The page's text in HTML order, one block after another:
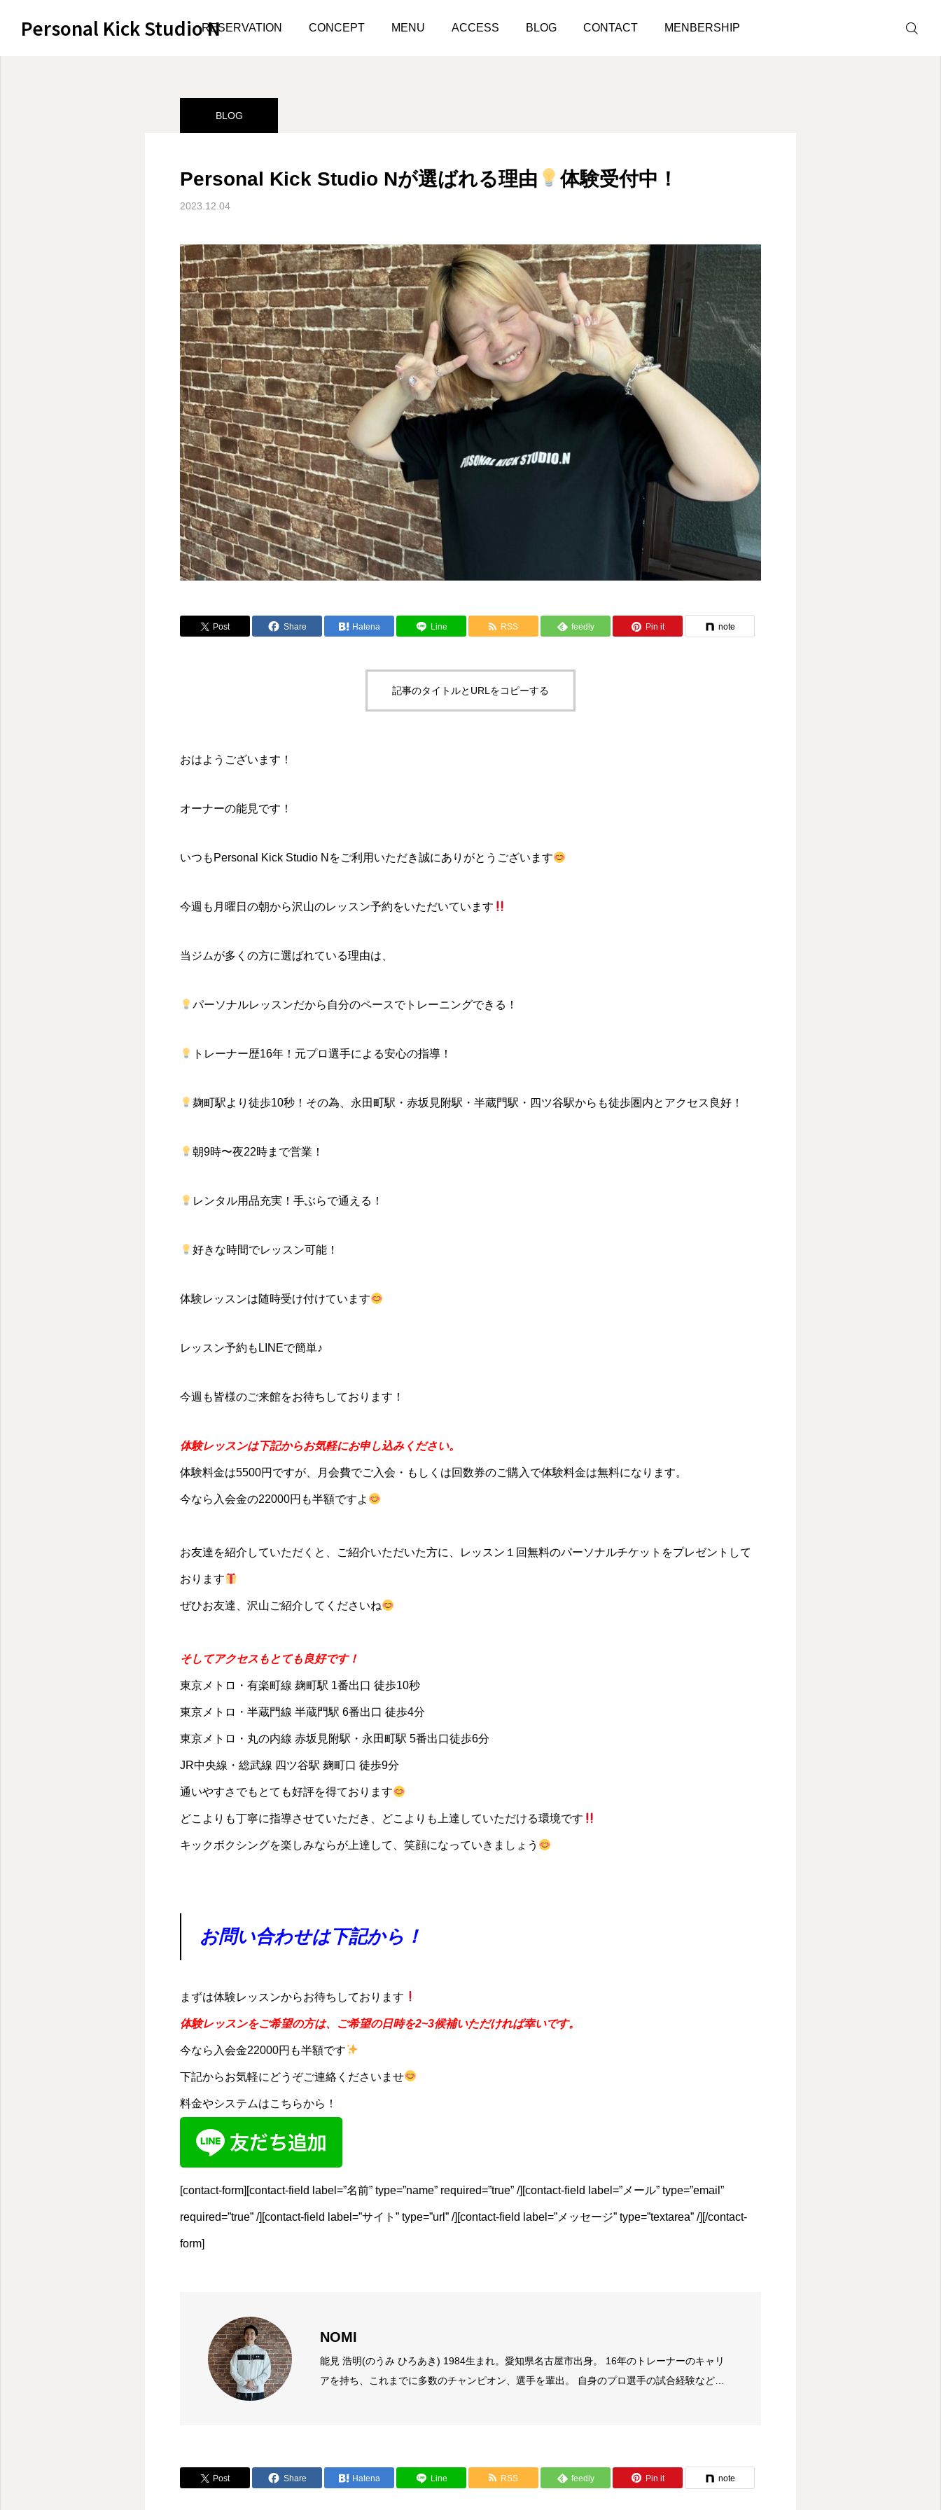
Personal Kick Studio NRESERVATION CONCEPT MENU ACCESS BLOG CONTACT MENBERSHIP
サンプルページ BLOG Personal Kick Studio Nが選ばれる理由 体験受付中！
BLOG
Personal Kick Studio Nが選ばれる理由 体験受付中！
2023.12.04
Post Share Hatena Line RSS feedly Pin it note
記事のタイトルとURLをコピーする
おはようございます！
オーナーの能見です！
いつも Personal Kick Studio N をご利用いただき誠にありがとうございます
今週も月曜日の朝から沢山のレッスン予約をいただいています
当ジムが多くの方に選ばれている理由は、
パーソナルレッスンだから自分のペースでトレーニングできる！
トレーナー歴16年！元プロ選手による安心の指導！
麹町駅より徒歩10秒！その為、永田町駅・赤坂見附駅・半蔵門駅・四ツ谷駅からも徒歩圏内とアクセス良好！
朝9時〜夜22時まで営業！
レンタル用品充実！手ぶらで通える！
好きな時間でレッスン可能！
体験レッスンは随時受け付けています
レッスン予約も LINEで簡単♪
今週も皆様のご来館をお待ちしております！
体験レッスンは下記からお気軽にお申し込みください。
体験料金は5500円ですが、月会費でご入会・もしくは回数券のご購入で体験料金は無料になります。
今なら入会金の22000円も半額ですよ
お友達を紹介していただくと、ご紹介いただいた方に、レッスン１回無料のパーソナルチケットをプレゼントして
おります
ぜひお友達、沢山ご紹介してくださいね
そしてアクセスもとても良好です！
東京メトロ・有楽町線 麹町駅 1番出口 徒歩10秒
東京メトロ・半蔵門線 半蔵門駅 6番出口 徒歩4分
東京メトロ・丸の内線 赤坂見附駅・永田町駅 5番出口徒歩6分
JR中央線・総武線 四ツ谷駅 麹町口 徒歩9分
通いやすさでもとても好評を得ております
どこよりも丁寧に指導させていただき、どこよりも上達していただける環境です
キックボクシングを楽しみならが上達して、笑顔になっていきましょう
お問い合わせは下記から！
まずは体験レッスンからお待ちしております
体験レッスンをご希望の方は、ご希望の日時を2~3候補いただければ幸いです。
今なら入会金22000円も半額です
下記からお気軽にどうぞご連絡くださいませ
料金やシステムはこちらから！
[contact-form][contact-field label=”名前” type=”name” required=”true” /][contact-field label=”メール” type=”email”
required=”true” /][contact-field label=”サイト” type=”url” /][contact-field label=”メッセージ” type=”textarea” /][/contact-
form]
NOMI
能見 浩明(のうみ ひろあき) 1984生まれ。愛知県名古屋市出身。 16年のトレーナーのキャリ
アを持ち、これまでに多数のチャンピオン、選手を輩出。 自身のプロ選手の試合経験などか
Post Share Hatena Line RSS feedly Pin it note